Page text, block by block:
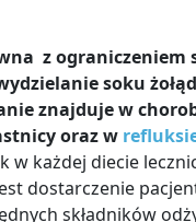
z ograniczeniem
soku
znajduje w
oraz w
w każdej diecie
dostarczenie
składników